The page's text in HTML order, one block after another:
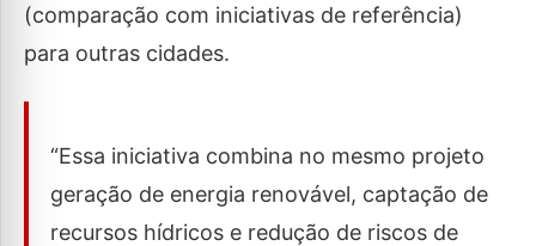
(comparação com iniciativas de referência)
para outras cidades.
“Essa iniciativa combina no mesmo projeto
geração de energia renovável, captação de
recursos hídricos e redução de riscos de